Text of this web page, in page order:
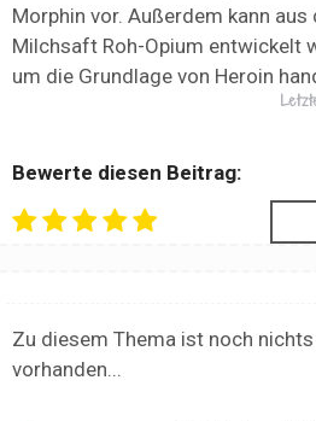
Morphin vor. Außerdem kann
Milchsaft Roh-Opium entwickelt
um die Grundlage von Heroin
Bewerte diesen Beitrag:
Zu diesem Thema ist noch
vorhanden...